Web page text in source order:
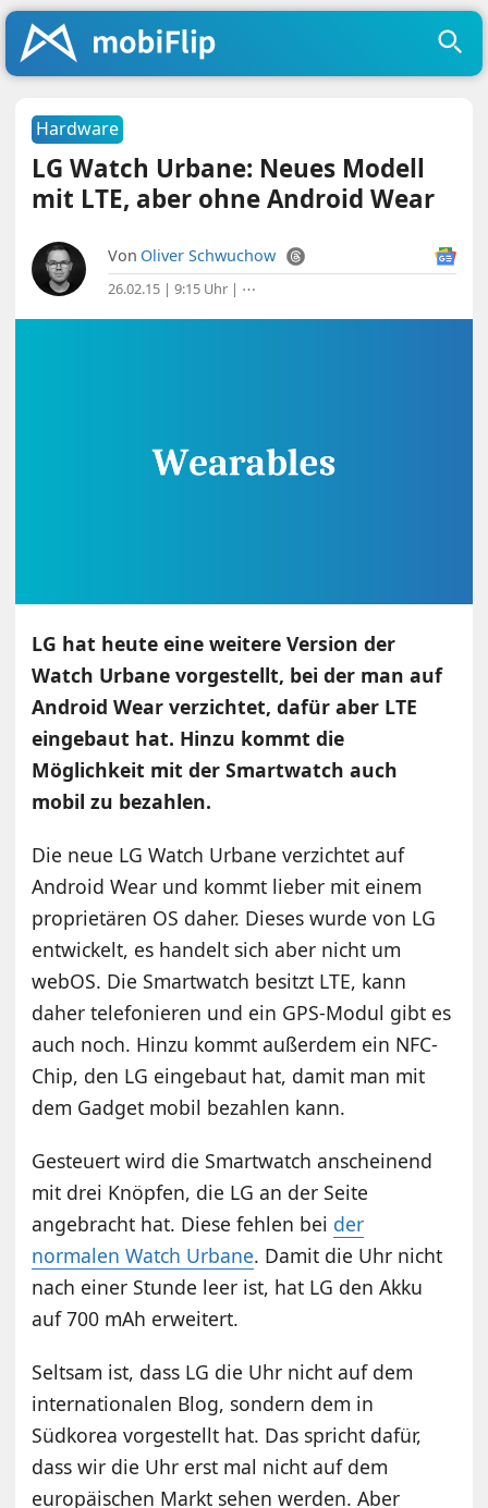
Hardware
LG Watch Urbane: Neues Modell
mit LTE, aber ohne Android Wear
Von Oliver Schwuchow
26.02.15 | 9:15 Uhr | ⋯
LG hat heute eine weitere Version der
Watch Urbane vorgestellt, bei der man auf
Android Wear verzichtet, dafür aber LTE
eingebaut hat. Hinzu kommt die
Möglichkeit mit der Smartwatch auch
mobil zu bezahlen.
Die neue LG Watch Urbane verzichtet auf
Android Wear und kommt lieber mit einem
proprietären OS daher. Dieses wurde von LG
entwickelt, es handelt sich aber nicht um
webOS. Die Smartwatch besitzt LTE, kann
daher telefonieren und ein GPS-Modul gibt es
auch noch. Hinzu kommt außerdem ein NFC-
Chip, den LG eingebaut hat, damit man mit
dem Gadget mobil bezahlen kann.
Gesteuert wird die Smartwatch anscheinend
mit drei Knöpfen, die LG an der Seite
angebracht hat. Diese fehlen bei der
normalen Watch Urbane. Damit die Uhr nicht
nach einer Stunde leer ist, hat LG den Akku
auf 700 mAh erweitert.
Seltsam ist, dass LG die Uhr nicht auf dem
internationalen Blog, sondern dem in
Südkorea vorgestellt hat. Das spricht dafür,
dass wir die Uhr erst mal nicht auf dem
europäischen Markt sehen werden. Aber